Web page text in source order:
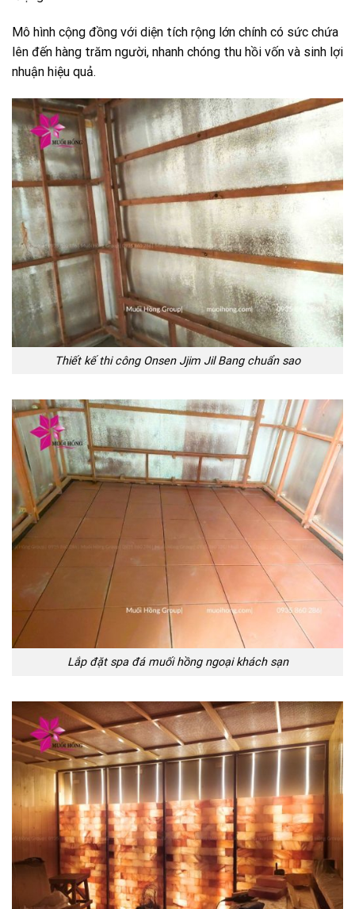
Mô hình cộng đồng với diện tích rộng lớn chính có sức chứa
lên đến hàng trăm người, nhanh chóng thu hồi vốn và sinh lợi
nhuận hiệu quả.
Thiết kế thi công Onsen Jjim Jil Bang chuẩn sao
Lắp đặt spa đá muối hồng ngoại khách sạn